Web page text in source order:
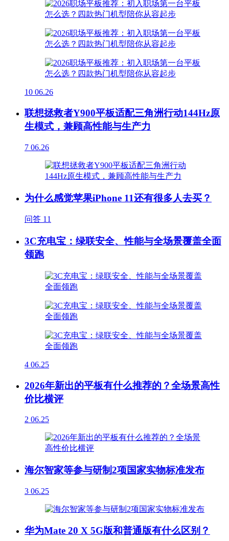
10 06.26
联想拯救者Y900平板适配三角洲行动144Hz原
生模式，兼顾高性能与生产力
7 06.26
为什么感觉苹果iPhone 11还有很多人去买？
问答 11
3C充电宝：绿联安全、性能与全场景覆盖全面
领跑
4 06.25
2026年新出的平板有什么推荐的？全场景高性
价比横评
2 06.25
海尔智家等参与研制2项国家实物标准发布
3 06.25
华为Mate 20 X 5G版和普通版有什么区别？